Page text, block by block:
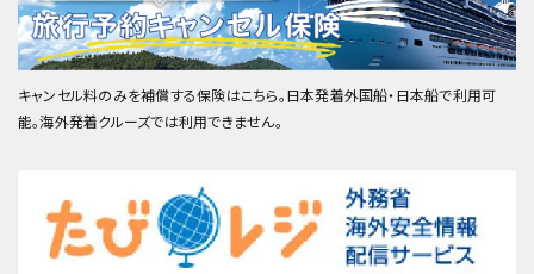
キャンセル料のみを補償する保険はこちら。日本発着外国船・日本船で利用可
能。海外発着クルーズでは利用できません。